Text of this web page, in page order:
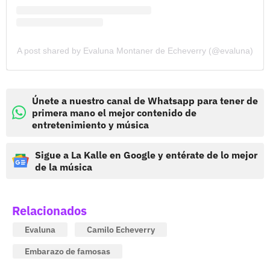
A post shared by Evaluna Montaner de Echeverry (@evaluna)
Únete a nuestro canal de Whatsapp para tener de
primera mano el mejor contenido de
entretenimiento y música
Sigue a La Kalle en Google y entérate de lo mejor
de la música
Relacionados
Evaluna
Camilo Echeverry
Embarazo de famosas